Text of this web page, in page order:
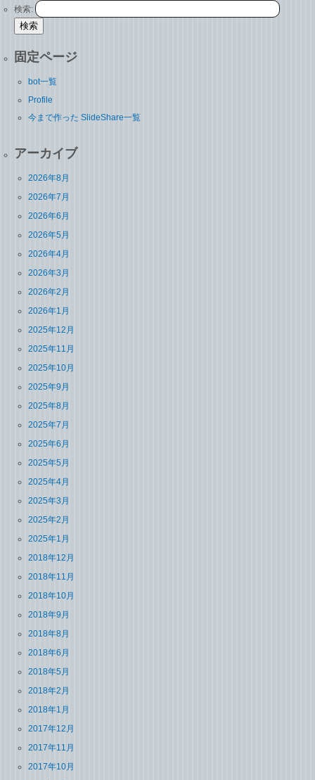
検索:
固定ページ
bot一覧
Profile
今まで作った SlideShare一覧
アーカイブ
2026年8月
2026年7月
2026年6月
2026年5月
2026年4月
2026年3月
2026年2月
2026年1月
2025年12月
2025年11月
2025年10月
2025年9月
2025年8月
2025年7月
2025年6月
2025年5月
2025年4月
2025年3月
2025年2月
2025年1月
2018年12月
2018年11月
2018年10月
2018年9月
2018年8月
2018年6月
2018年5月
2018年2月
2018年1月
2017年12月
2017年11月
2017年10月